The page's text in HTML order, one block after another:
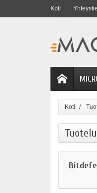
Koti
Koti